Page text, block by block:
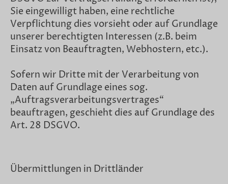
Sie eingewilligt haben, eine rechtliche
Verpflichtung dies vorsieht oder auf Grundlage
unserer berechtigten Interessen (z.B. beim
Einsatz von Beauftragten, Webhostern, etc.).
Sofern wir Dritte mit der Verarbeitung von
Daten auf Grundlage eines sog.
„Auftragsverarbeitungsvertrages“
beauftragen, geschieht dies auf Grundlage des
Art. 28 DSGVO.
Übermittlungen in Drittländer